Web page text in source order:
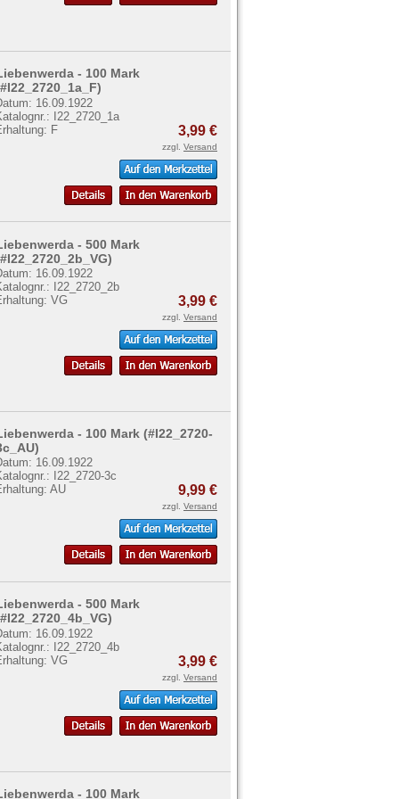
- 100 Mark
16.09.1922
I22_2720_1a
F
3,99 €
zzgl. Versand
- 500 Mark
16.09.1922
I22_2720_2b
VG
3,99 €
zzgl. Versand
- 100 Mark (#I22_2720-
16.09.1922
I22_2720-3c
AU
9,99 €
zzgl. Versand
- 500 Mark
16.09.1922
I22_2720_4b
VG
3,99 €
zzgl. Versand
- 100 Mark